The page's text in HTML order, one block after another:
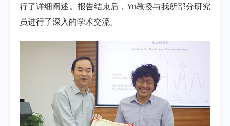
行了详细阐述。报告结束后，Yu教授与我所部分研究
员进行了深入的学术交流。